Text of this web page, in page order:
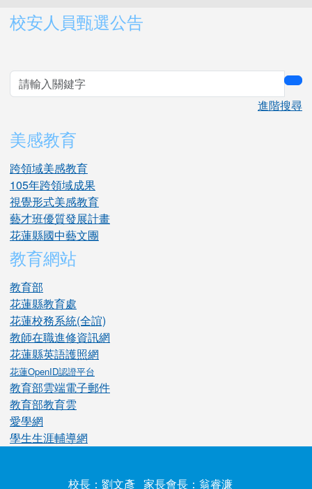
右邊區域內容
校安人員甄選公告
進階搜尋
美感教育
跨領域美感教育
105年跨領域成果
視覺形式美感教育
藝才班優質發展計畫
花蓮縣國中藝文團
教育網站
教育部
花蓮縣教育處
花蓮校務系統(全誼)
教師在職進修資訊網
花蓮縣英語護照網
花蓮OpenID認證平台
教育部雲端電子郵件
教育部教育雲
愛學網
學生生涯輔導網
校長：劉文彥 家長會長：翁睿濂